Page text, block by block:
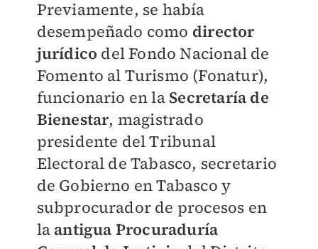
Previamente, se había
desempeñado como director
jurídico del Fondo Nacional de
Fomento al Turismo (Fonatur),
funcionario en la Secretaría de
Bienestar, magistrado
presidente del Tribunal
Electoral de Tabasco, secretario
de Gobierno en Tabasco y
subprocurador de procesos en
la antigua Procuraduría